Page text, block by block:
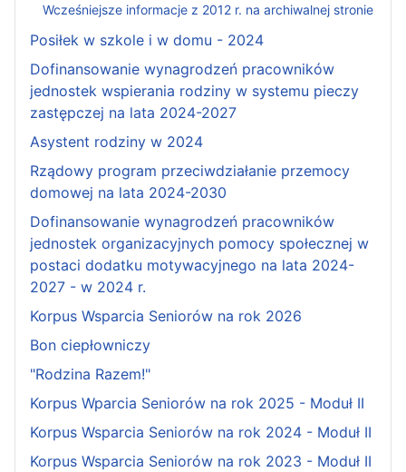
Wcześniejsze informacje z 2012 r. na archiwalnej stronie
Posiłek w szkole i w domu - 2024
Dofinansowanie wynagrodzeń pracowników
jednostek wspierania rodziny w systemu pieczy
zastępczej na lata 2024-2027
Asystent rodziny w 2024
Rządowy program przeciwdziałanie przemocy
domowej na lata 2024-2030
Dofinansowanie wynagrodzeń pracowników
jednostek organizacyjnych pomocy społecznej w
postaci dodatku motywacyjnego na lata 2024-
2027 - w 2024 r.
Korpus Wsparcia Seniorów na rok 2026
Bon ciepłowniczy
"Rodzina Razem!"
Korpus Wparcia Seniorów na rok 2025 - Moduł II
Korpus Wsparcia Seniorów na rok 2024 - Moduł II
Korpus Wsparcia Seniorów na rok 2023 - Moduł II